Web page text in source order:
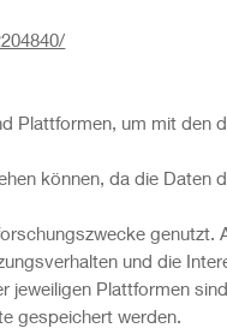
Plattformen, um mit
können, da die
und die
jeweiligen Plattformen
gespeichert werden.